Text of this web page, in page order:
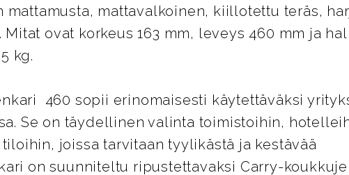
mattamusta, mattavalkoinen, kiillotettu teräs,
ovat korkeus 163 mm, leveys 460 mm ja
kg.
460 sopii erinomaisesti käytettäväksi
Se on täydellinen valinta toimistoihin,
joissa tarvitaan tyylikästä ja kestävää
on suunniteltu ripustettavaksi Carry-